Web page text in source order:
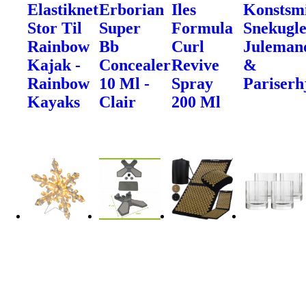
Elastiknet
Stor Til
Rainbow
Kajak -
Rainbow
Kayaks
Erborian
Super
Bb
Concealer
10 Ml -
Clair
Iles
Formula
Curl
Revive
Spray
200 Ml
&